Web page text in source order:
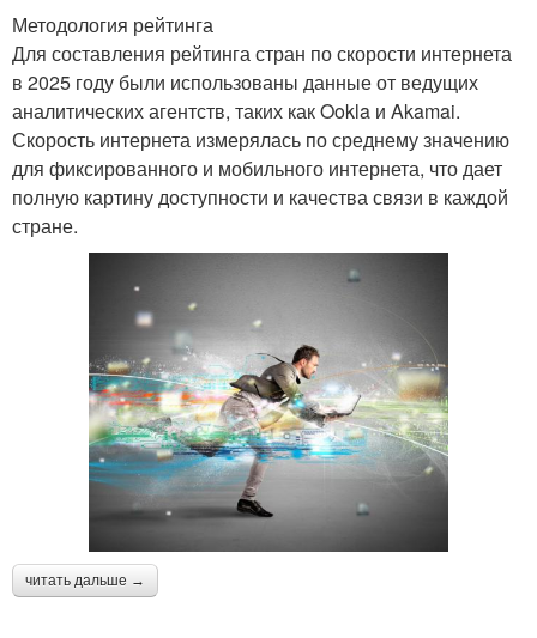
Методология рейтинга
Для составления рейтинга стран по скорости интернета
в 2025 году были использованы данные от ведущих
аналитических агентств, таких как Ookla и Akamai.
Скорость интернета измерялась по среднему значению
для фиксированного и мобильного интернета, что дает
полную картину доступности и качества связи в каждой
стране.
читать дальше →